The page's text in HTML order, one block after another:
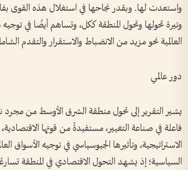
واستعدت لها. وبقدر نجاحها في استغلال هذه القوى
وتيرة تحولها وتحول المنطقة ككل، وتساهم أيضًا في
العالمية نحو مزيد من الانضباط والاستقرار والتقدم
دور عالمي
يشير التقرير إلى تحول منطقة الشرق الأوسط من مجرد
فاعلة في صناعة التغيير، مستفيدةً من قوتها الاقتصادية،
الاستراتيجية، وتأثيرها الجيوسياسي في توجيه الأسواق
السياسية؛ إذ يشهد التحول الاقتصادي في المنطقة